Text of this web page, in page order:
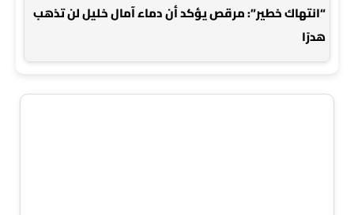
“انتهاك خطير”: مرقص يؤكد أن دماء آمال خليل لن تذهب
هدرًا